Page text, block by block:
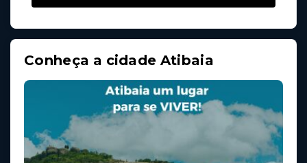
Conheça a cidade Atibaia